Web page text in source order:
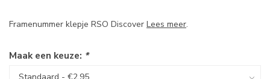
Framenummer klepje RSO Discover Lees meer.
Maak een keuze: *